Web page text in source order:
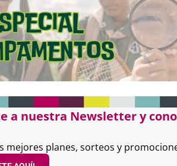
a nuestra Newsletter y
mejores planes, sorteos y